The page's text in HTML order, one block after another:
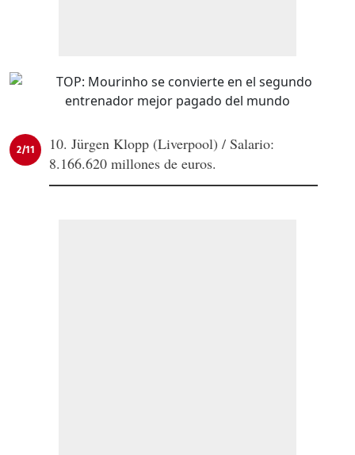
2/11
10. Jürgen Klopp (Liverpool) / Salario:
8.166.620 millones de euros.